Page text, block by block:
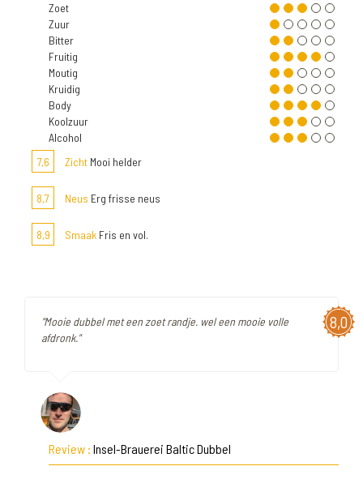
Zoet
Zuur
Bitter
Fruitig
Moutig
Kruidig
Body
Koolzuur
Alcohol
7,6
Zicht Mooi helder
8,7 Neus Erg frisse neus
8,9 Smaak Fris en vol.
8,0
"Mooie dubbel met een zoet randje. wel een mooie volle
afdronk."
Review : Insel-Brauerei Baltic Dubbel